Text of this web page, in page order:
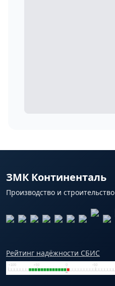
ЗМК Континенталь
Производство и строительство
Рейтинг надёжности СБИС